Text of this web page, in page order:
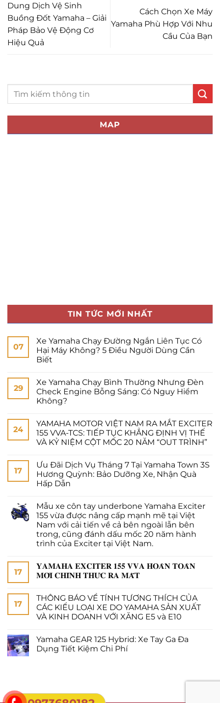
Dung Dịch Vệ Sinh
Buồng Đốt Yamaha – Giải
Pháp Bảo Vệ Động Cơ
Hiệu Quả
Cách Chọn Xe Máy
Yamaha Phù Hợp Với Nhu
Cầu Của Bạn
MAP
TIN TỨC MỚI NHẤT
07
Xe Yamaha Chạy Đường Ngắn Liên Tục Có
Hại Máy Không? 5 Điều Người Dùng Cần
Biết
29
Xe Yamaha Chạy Bình Thường Nhưng Đèn
Check Engine Bỗng Sáng: Có Nguy Hiểm
Không?
24
YAMAHA MOTOR VIỆT NAM RA MẮT EXCITER
155 VVA-TCS: TIẾP TỤC KHẲNG ĐỊNH VỊ THẾ
VÀ KỶ NIỆM CỘT MỐC 20 NĂM “OUT TRÌNH”
17
Ưu Đãi Dịch Vụ Tháng 7 Tại Yamaha Town 3S
Hương Quỳnh: Bảo Dưỡng Xe, Nhận Quà
Hấp Dẫn
Mẫu xe côn tay underbone Yamaha Exciter
155 vừa được nâng cấp mạnh mẽ tại Việt
Nam với cải tiến về cả bên ngoài lẫn bên
trong, cũng đánh dấu mốc 20 năm hành
trình của Exciter tại Việt Nam.
17
𝐘𝐀𝐌𝐀𝐇𝐀 𝐄𝐗𝐂𝐈𝐓𝐄𝐑 𝟏𝟓𝟓 𝐕𝐕𝐀 𝐇𝐎𝐀̀𝐍 𝐓𝐎𝐀̀𝐍
𝐌𝐎̛́𝐈 𝐂𝐇𝐈́𝐍𝐇 𝐓𝐇𝐔̛́𝐂 𝐑𝐀 𝐌𝐀̆́𝐓
17
THÔNG BÁO VỀ TÍNH TƯƠNG THÍCH CỦA
CÁC KIỂU LOẠI XE DO YAMAHA SẢN XUẤT
VÀ KINH DOANH VỚI XĂNG E5 và E10
Yamaha GEAR 125 Hybrid: Xe Tay Ga Đa
Dụng Tiết Kiệm Chi Phí